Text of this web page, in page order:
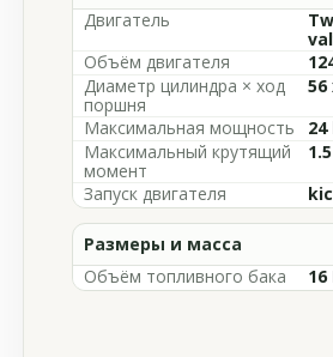
Двигатель
Объём двигателя
Диаметр цилиндра × ход
поршня
56
Максимальная мощность
24
Максимальный крутящий
момент
Запуск двигателя
Размеры и масса
Объём топливного бака